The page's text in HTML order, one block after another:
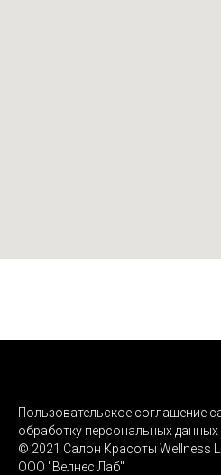
Пользовательское соглашение
обработку персональных данных
© 2021 Салон Красоты Wellness
ООО "Велнес Лаб"